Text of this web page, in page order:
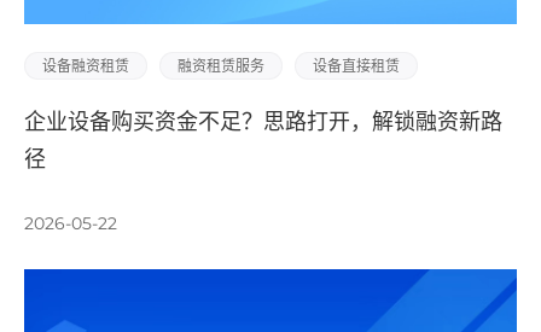
设备融资租赁 融资租赁服务 设备直接租赁
企业设备购买资金不足？思路打开，解锁融资新路
径
2026-05-22